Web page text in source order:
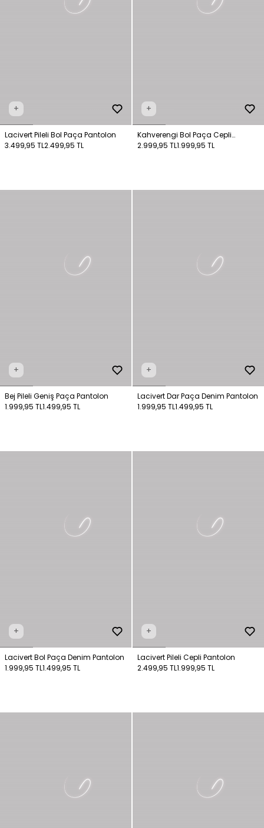
+
Lacivert Pileli Bol Paça Pantolon
3.499,95 TL2.499,95 TL
+
Kahverengi Bol Paça Cepli
Pantolon
2.999,95 TL1.999,95 TL
+
Bej Pileli Geniş Paça Pantolon
1.999,95 TL1.499,95 TL
+
Lacivert Dar Paça Denim Pantolon
1.999,95 TL1.499,95 TL
+
Lacivert Bol Paça Denim Pantolon
1.999,95 TL1.499,95 TL
+
Lacivert Pileli Cepli Pantolon
2.499,95 TL1.999,95 TL